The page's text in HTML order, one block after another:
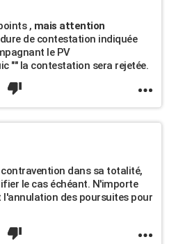
, mais attention
de contestation indiquée
le PV
"" la contestation sera rejetée.
dans sa totalité,
le cas échéant. N'importe
des poursuites pour